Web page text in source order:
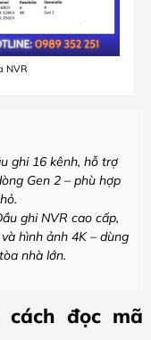
NVR
ghi 16 kênh, hỗ trợ
Gen 2 – phù hợp
ghi NVR cao cấp,
hình ảnh 4K – dùng
nhà lớn.
đọc mã